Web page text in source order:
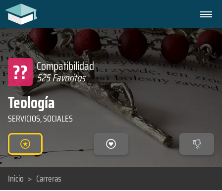
Teología
Compatibilidad
525 Favoritos
??
SERVICIOS, SOCIALES
Inicio > Carreras